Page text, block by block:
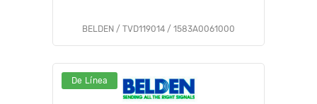
BELDEN / TVD119014 / 1583A0061000
De Línea